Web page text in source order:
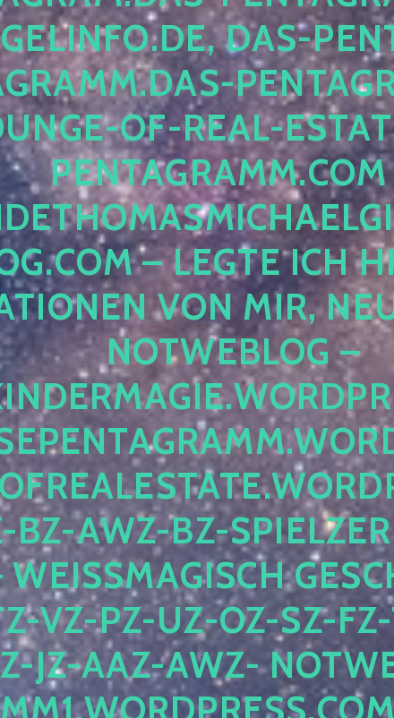
DAS-
OF-REAL-
ENTAGRAMM.COM –
– LEGTE ICH
VON MIR,
OTWEBLOG – F
AWZ-BZ-
PZ-UZ-OZ-SZ-FZ-
AAZ-AWZ-
–